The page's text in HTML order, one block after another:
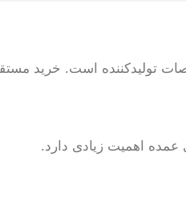
تولیدکننده است. خرید
اهمیت زیادی دارد.